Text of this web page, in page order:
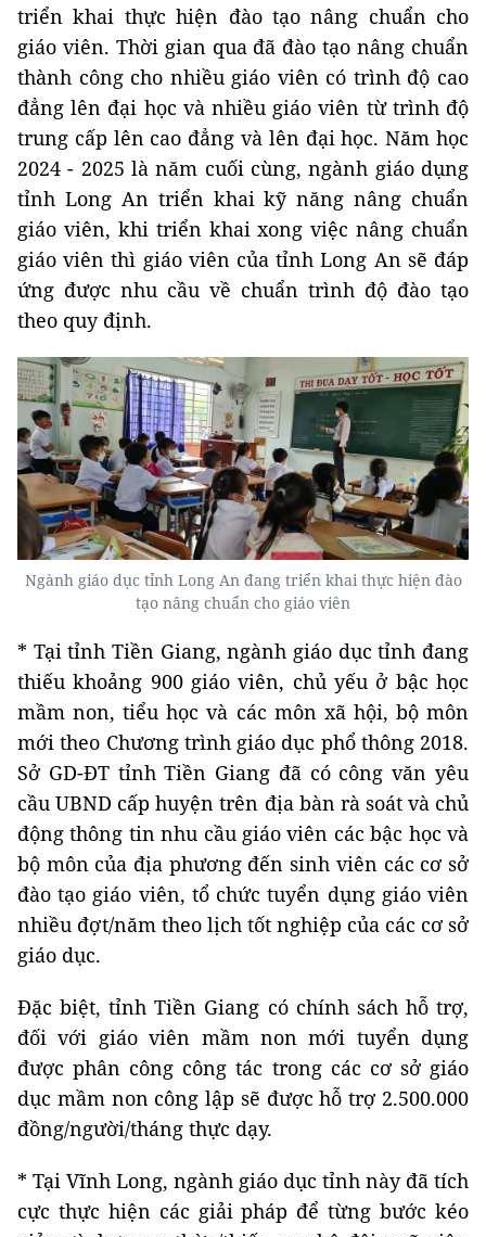
triển khai thực hiện đào tạo nâng chuẩn cho
giáo viên. Thời gian qua đã đào tạo nâng chuẩn
thành công cho nhiều giáo viên có trình độ cao
đẳng lên đại học và nhiều giáo viên từ trình độ
trung cấp lên cao đẳng và lên đại học. Năm học
2024 - 2025 là năm cuối cùng, ngành giáo dụng
tỉnh Long An triển khai kỹ năng nâng chuẩn
giáo viên, khi triển khai xong việc nâng chuẩn
giáo viên thì giáo viên của tỉnh Long An sẽ đáp
ứng được nhu cầu về chuẩn trình độ đào tạo
theo quy định.
Ngành giáo dục tỉnh Long An đang triển khai thực hiện đào
tạo nâng chuẩn cho giáo viên
* Tại tỉnh Tiền Giang, ngành giáo dục tỉnh đang
thiếu khoảng 900 giáo viên, chủ yếu ở bậc học
mầm non, tiểu học và các môn xã hội, bộ môn
mới theo Chương trình giáo dục phổ thông 2018.
Sở GD-ĐT tỉnh Tiền Giang đã có công văn yêu
cầu UBND cấp huyện trên địa bàn rà soát và chủ
động thông tin nhu cầu giáo viên các bậc học và
bộ môn của địa phương đến sinh viên các cơ sở
đào tạo giáo viên, tổ chức tuyển dụng giáo viên
nhiều đợt/năm theo lịch tốt nghiệp của các cơ sở
giáo dục.
Đặc biệt, tỉnh Tiền Giang có chính sách hỗ trợ,
đối với giáo viên mầm non mới tuyển dụng
được phân công công tác trong các cơ sở giáo
dục mầm non công lập sẽ được hỗ trợ 2.500.000
đồng/người/tháng thực dạy.
* Tại Vĩnh Long, ngành giáo dục tỉnh này đã tích
cực thực hiện các giải pháp để từng bước kéo